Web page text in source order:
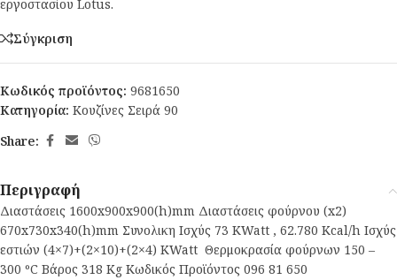
εργοστασίου Lotus.
Σύγκριση
Κωδικός προϊόντος: 9681650
Κατηγορία: Κουζίνες Σειρά 90
Share:
Περιγραφή
Διαστάσεις 1600x900x900(h)mm Διαστάσεις φούρνου (x2)
670x730x340(h)mm Συνολικη Ισχύς 73 KWatt , 62.780 Κcal/h Ισχύς
εστιών (4×7)+(2×10)+(2×4) KWatt Θερμοκρασία φούρνων 150 –
300 ºC Βάρος 318 Κg Κωδικός Προϊόντος 096 81 650